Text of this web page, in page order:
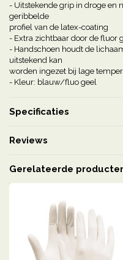
- Uitstekende grip in droge en
geribbelde
profiel van de latex-coating
- Extra zichtbaar door de fluor
- Handschoen houdt de
uitstekend kan
worden ingezet bij lage
- Kleur: blauw/fluo geel
Specificaties
Reviews
Gerelateerde